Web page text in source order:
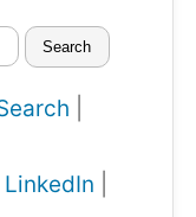
Search
LinkedIn